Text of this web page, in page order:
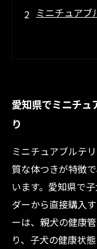
ミニチュアブ
信頼できる
ント解説
実際に愛知県
犬との生活体
理想のミニチ
の最終ガイド
愛知県でミニチュ
り
ミニチュアブルテ
質な体つきが特徴
います。愛知県で
ダーから直接購入
ーは、親犬の健康
り、子犬の健康状